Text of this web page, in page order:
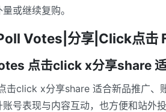
或继续复购。
Votes|分享|Click点击
点击click x分享share 适
click x分享share 适合新品推广、
号表现与内容互动，也方便和站外